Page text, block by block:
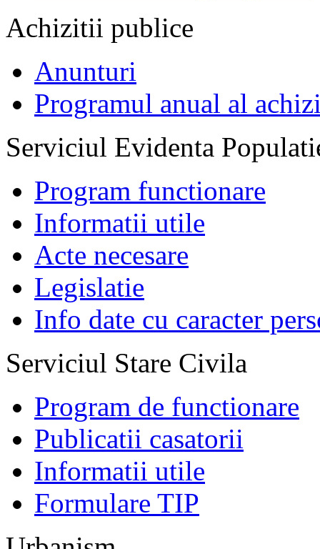
Achizitii publice
Anunturi
Programul anual al
Serviciul Evidenta
Program functionare
Informatii utile
Acte necesare
Legislatie
Info date cu caracter
Serviciul Stare Civila
Program de functionare
Publicatii casatorii
Informatii utile
Formulare TIP